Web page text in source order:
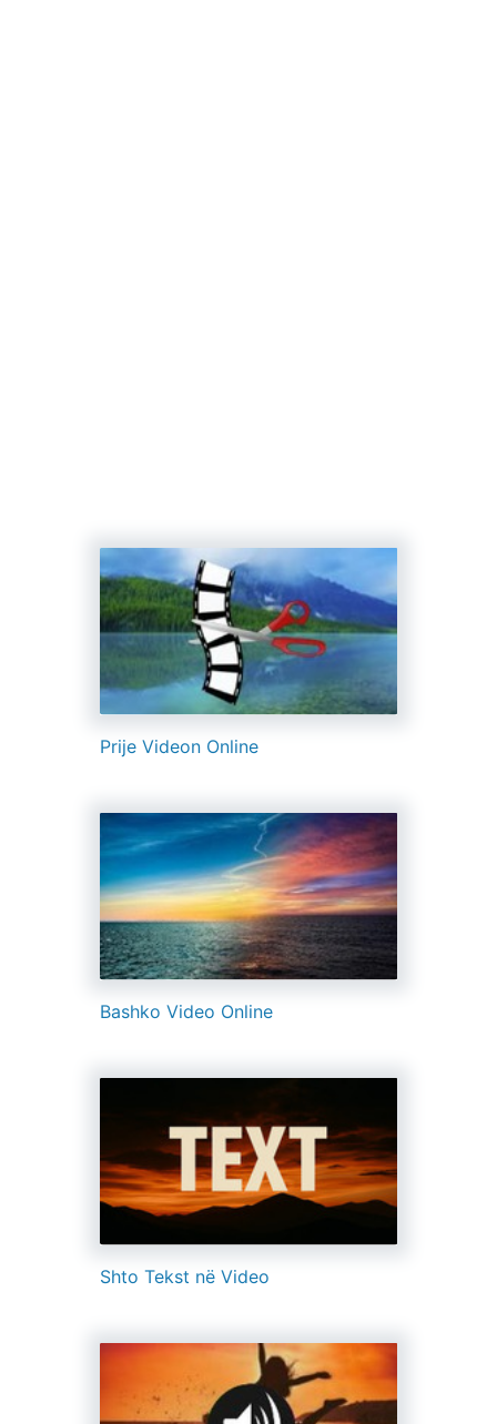
Prije Videon Online
Bashko Video Online
Shto Tekst në Video